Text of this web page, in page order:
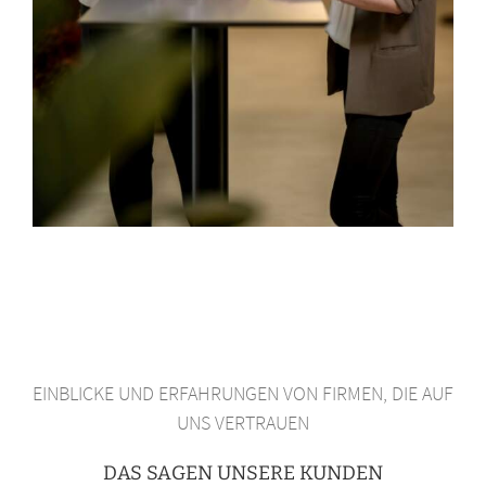
EINBLICKE UND ERFAHRUNGEN VON FIRMEN, DIE AUF
UNS VERTRAUEN
DAS SAGEN UNSERE KUNDEN